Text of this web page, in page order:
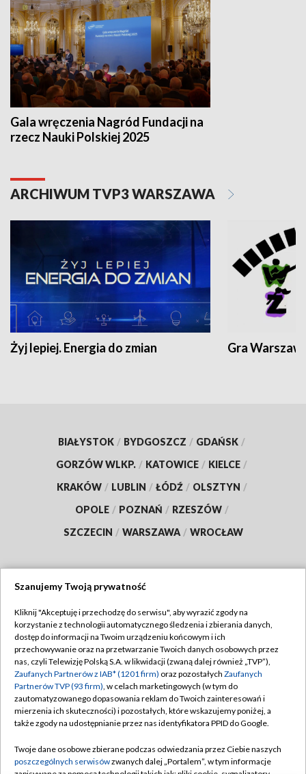
Gala wręczenia Nagród Fundacji na
rzecz Nauki Polskiej 2025
ARCHIWUM TVP3 WARSZAWA
Żyj lepiej. Energia do zmian Gra
BIAŁYSTOK / BYDGOSZCZ / GDAŃSK /
GORZÓW WLKP. / KATOWICE / KIELCE /
KRAKÓW / LUBLIN / ŁÓDŹ / OLSZTYN /
OPOLE / POZNAŃ / RZESZÓW /
SZCZECIN / WARSZAWA / WROCŁAW
TVP
Abonament TVP
Emisja w TVP
Centrum informacji TVP
Naziemna Telewizja Cyfrowa
Rada Programowa
Regulamin TVP
Polityka prywatności
Moje zgody
Pomoc
Kontakt
Szanujemy Twoją prywatność
Kliknij "Akceptuję i przechodzę do serwisu", aby wyrazić zgody na
korzystanie z technologii automatycznego śledzenia i zbierania danych,
dostęp do informacji na Twoim urządzeniu końcowym i ich
przechowywanie oraz na przetwarzanie Twoich danych osobowych przez
nas, czyli Telewizję Polską S.A. w likwidacji (zwaną dalej również „TVP”),
Zaufanych Partnerów z IAB* (1201 firm) oraz pozostałych Zaufanych
Partnerów TVP (93 firm), w celach marketingowych (w tym do
zautomatyzowanego dopasowania reklam do Twoich zainteresowań i
mierzenia ich skuteczności) i pozostałych, które wskazujemy poniżej, a
także zgody na udostępnianie przez nas identyfikatora PPID do Google.
Twoje dane osobowe zbierane podczas odwiedzania przez Ciebie naszych
poszczególnych serwisówzwanych dalej „Portalem”, w tym informacje